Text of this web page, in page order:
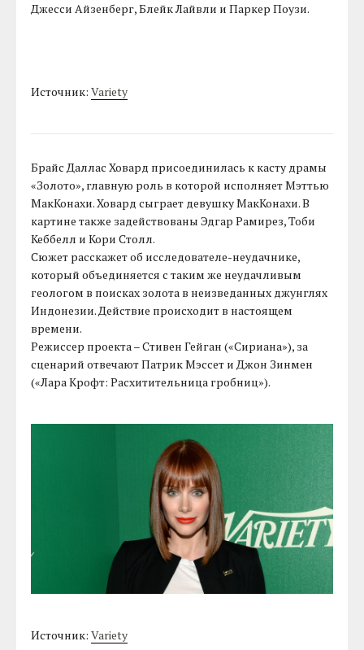
Джесси Айзенберг, Блейк Лайвли и Паркер Поузи.
Источник:Variety
Брайс Даллас Ховард присоединилась к касту драмы
«Золото», главную роль в которой исполняет Мэттью
МакКонахи. Ховард сыграет девушку МакКонахи. В
картине также задействованы Эдгар Рамирез, Тоби
Кеббелл и Кори Столл.
Сюжет расскажет об исследователе-неудачнике,
который объединяется с таким же неудачливым
геологом в поисках золота в неизведанных джунглях
Индонезии. Действие происходит в настоящем
времени.
Режиссер проекта – Стивен Гейган («Сириана»), за
сценарий отвечают Патрик Мэссет и Джон Зинмен
(«Лара Крофт: Расхитительница гробниц»).
Источник:Variety